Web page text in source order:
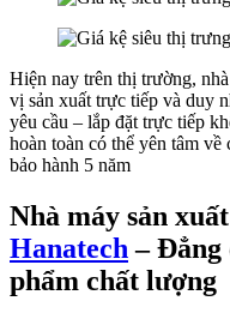
Hiện nay trên thị trường,
vị sản xuất trực tiếp và duy
yêu cầu – lắp đặt trực tiếp
hoàn toàn có thể yên tâm
bảo hành 5 năm
Nhà máy sản
Hanatech – Đẳng
phẩm chất lượng